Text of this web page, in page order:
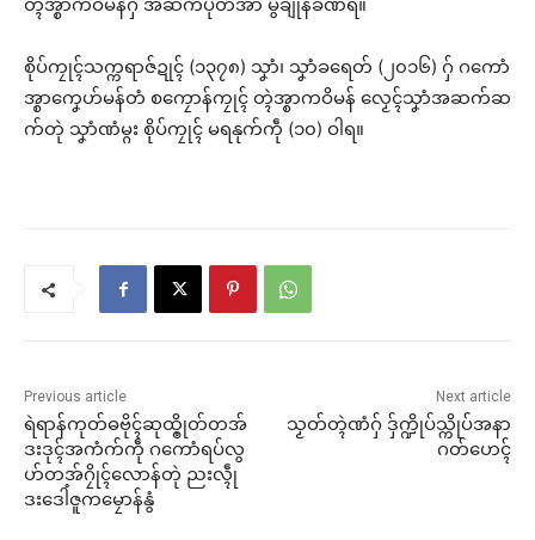
စိုပ်ကၠုၚ်သက္ကရာဇ်ဍုၚ် (၁၃၇၈) သၞာံ၊ သၞာံခရေတ် (၂၀၁၆) ဂှ် ဂကောံ
အ္စာကၞေဟ်မန်တံ စကၠောန်ကၠုၚ် တ္ၚဲအ္စာကဝိမန် လၟေၚ်သၞာံအဆက်ဆ
က်တုဲ သၞာံဏံမ္ဂး စိုပ်ကၠုၚ် မရနုက်ကဵု (၁၀) ဝါရ။
Previous article
ရဲရာန်ကုတ်ဓဗိုၚ်ဆုထ္ၜိုတ်တအ်
ဒးဒုၚ်အကံက်ကဵု ဂကောံရပ်လွ
ဟ်တအ်ဂၠိုၚ်လောန်တုဲ ညးလ္ၚဵု
ဒးဒေါံဇူကမၠောန်နွံ
Next article
သၟတ်တ္ၚဲဏံဂှ် ဒှ်က္ဍိုပ်သ္ကိုပ်အနာ
ဂတ်ဟေၚ်